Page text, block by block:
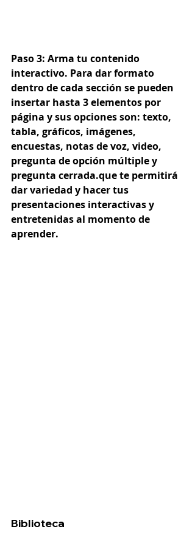
Paso 3: Arma tu contenido
interactivo. Para dar formato
dentro de cada sección se pueden
insertar hasta 3 elementos por
página y sus opciones son: texto,
tabla, gráficos, imágenes,
encuestas, notas de voz, video,
pregunta de opción múltiple y
pregunta cerrada.que te permitirá
dar variedad y hacer tus
presentaciones interactivas y
entretenidas al momento de
aprender.
Biblioteca